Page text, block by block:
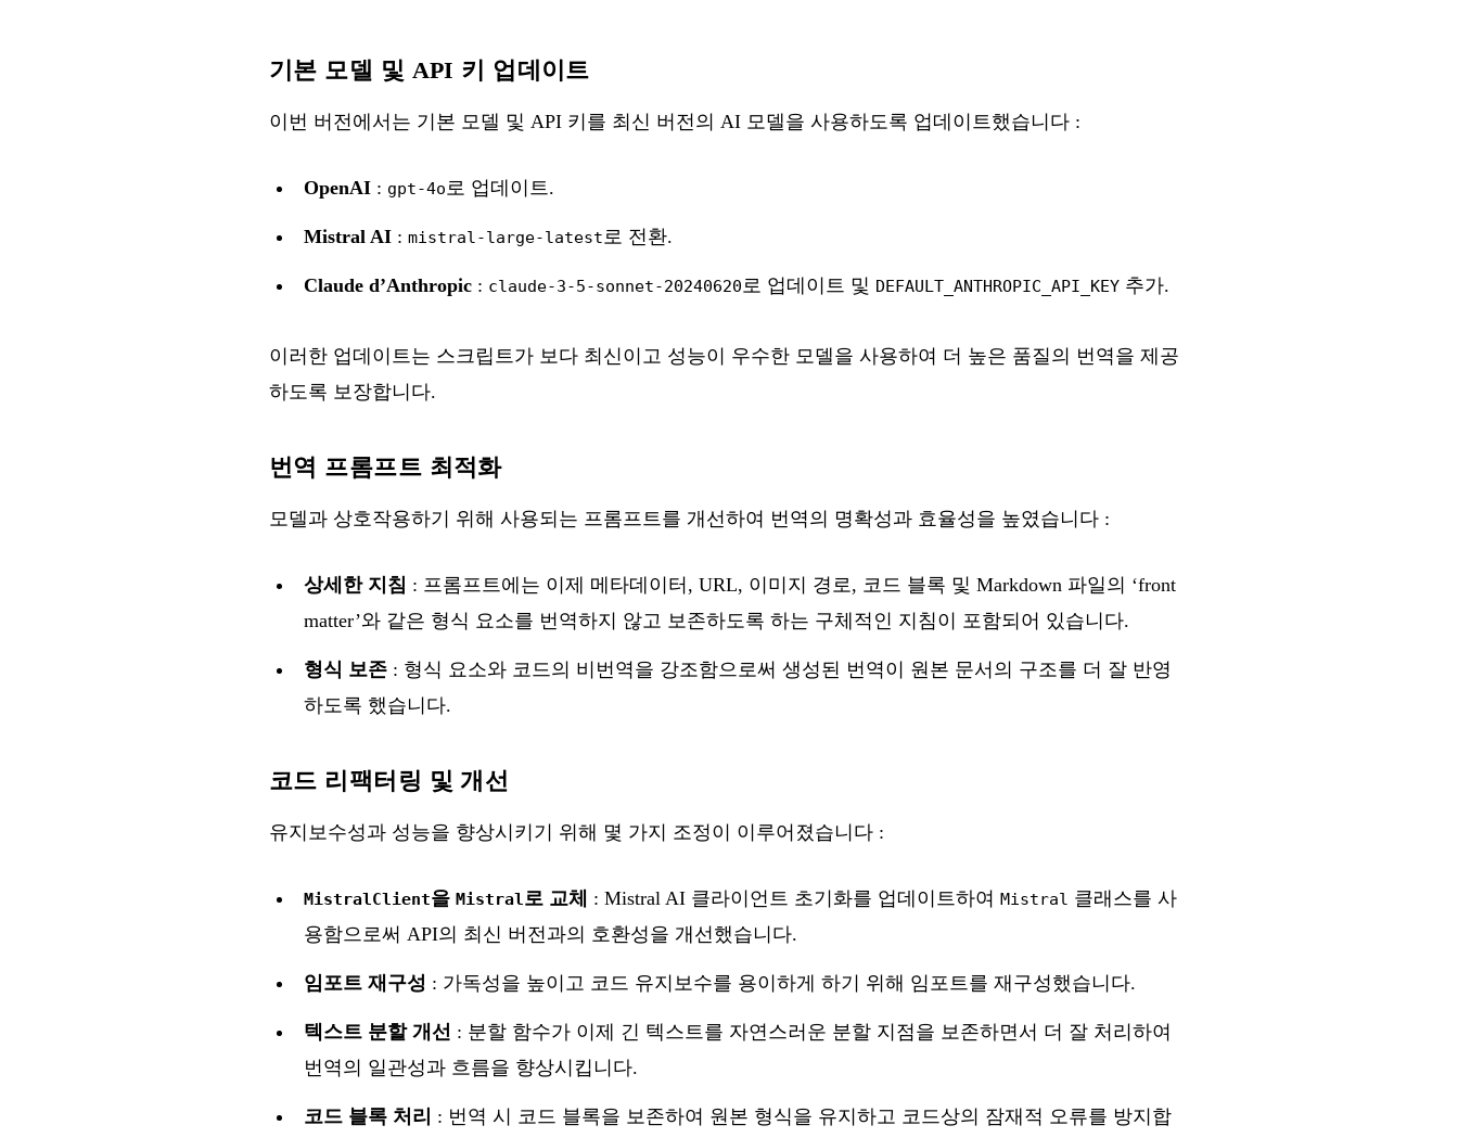
기본 모델 및 API 키 업데이트
이번 버전에서는 기본 모델 및 API 키를 최신 버전의 AI 모델을 사용하도록 업데이트했습니다 :
OpenAI : gpt-4o 로 업데이트.
Mistral AI : mistral-large-latest 로 전환.
Claude d’Anthropic : claude-3-5-sonnet-20240620 로 업데이트 및 DEFAULT_ANTHROPIC_API_KEY 추가.
이러한 업데이트는 스크립트가 보다 최신이고 성능이 우수한 모델을 사용하여 더 높은 품질의 번역을 제공
하도록 보장합니다.
번역 프롬프트 최적화
모델과 상호작용하기 위해 사용되는 프롬프트를 개선하여 번역의 명확성과 효율성을 높였습니다 :
상세한 지침 : 프롬프트에는 이제 메타데이터, URL, 이미지 경로, 코드 블록 및 Markdown 파일의 ‘front
matter’와 같은 형식 요소를 번역하지 않고 보존하도록 하는 구체적인 지침이 포함되어 있습니다.
형식 보존 : 형식 요소와 코드의 비번역을 강조함으로써 생성된 번역이 원본 문서의 구조를 더 잘 반영
하도록 했습니다.
코드 리팩터링 및 개선
유지보수성과 성능을 향상시키기 위해 몇 가지 조정이 이루어졌습니다 :
MistralClient을 Mistral 로 교체 : Mistral AI 클라이언트 초기화를 업데이트하여 Mistral 클래스를 사
용함으로써 API의 최신 버전과의 호환성을 개선했습니다.
임포트 재구성 : 가독성을 높이고 코드 유지보수를 용이하게 하기 위해 임포트를 재구성했습니다.
텍스트 분할 개선 : 분할 함수가 이제 긴 텍스트를 자연스러운 분할 지점을 보존하면서 더 잘 처리하여
번역의 일관성과 흐름을 향상시킵니다.
코드 블록 처리 : 번역 시 코드 블록을 보존하여 원본 형식을 유지하고 코드상의 잠재적 오류를 방지합